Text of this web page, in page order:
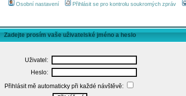
Osobní nastavení
Přihlásit se pro kontrolu soukromých zpráv
Zadejte prosím vaše uživatelské jméno a heslo
Uživatel:
Heslo:
Přihlásit mě automaticky při každé návštěvě: